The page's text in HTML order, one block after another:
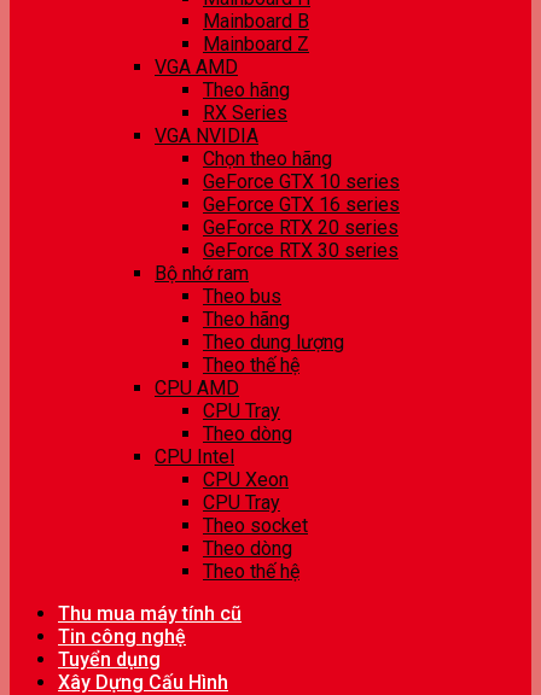
Mainboard B
Mainboard Z
VGA AMD
Theo hãng
RX Series
VGA NVIDIA
Chọn theo hãng
GeForce GTX 10 series
GeForce GTX 16 series
GeForce RTX 20 series
GeForce RTX 30 series
Bộ nhớ ram
Theo bus
Theo hãng
Theo dung lượng
Theo thế hệ
CPU AMD
CPU Tray
Theo dòng
CPU Intel
CPU Xeon
CPU Tray
Theo socket
Theo dòng
Theo thế hệ
Thu mua máy tính cũ
Tin công nghệ
Tuyển dụng
Xây Dựng Cấu Hình